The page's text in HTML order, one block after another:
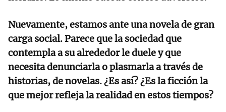
Nuevamente, estamos ante una novela de gran
carga social. Parece que la sociedad que
contempla a su alrededor le duele y que
necesita denunciarla o plasmarla a través de
historias, de novelas. ¿Es así? ¿Es la ficción la
que mejor refleja la realidad en estos tiempos?